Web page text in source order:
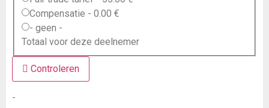
Compensatie - 0.00 €
- geen -
Totaal voor deze deelnemer
Controleren
-